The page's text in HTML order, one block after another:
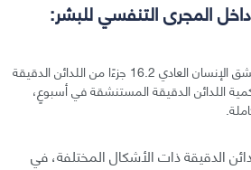
داخل المجرى التنفسي للبشر:
أشار الباحثون إلى أنه قد يستنشق الإنسان العادي 16.2 جزءًا من اللدائن الدقيقة
اللدائن الدقيقة المستنشقة في أسبوعٍ،
الدقيقة ذات الأشكال المختلفة، في